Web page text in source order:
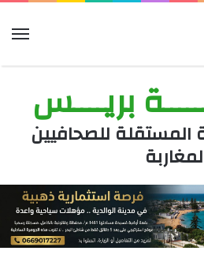
بريــــس
المستقلة للصحافيين